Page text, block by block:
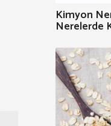
Kimyon
Nerelerde